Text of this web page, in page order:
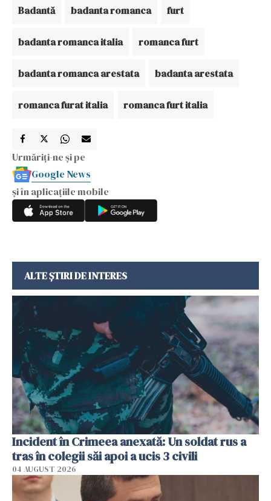
Badantă badanta romanca furt
badanta romanca italia romanca furt
badanta romanca arestata badanta arestata
romanca furat italia romanca furt italia
Urmăriți-ne și pe
Google News
și în aplicațiile mobile
ALTE ȘTIRI DE INTERES
Incident în Crimeea anexată: Un soldat rus a
tras în colegii săi apoi a ucis 3 civili
04 AUGUST 2026